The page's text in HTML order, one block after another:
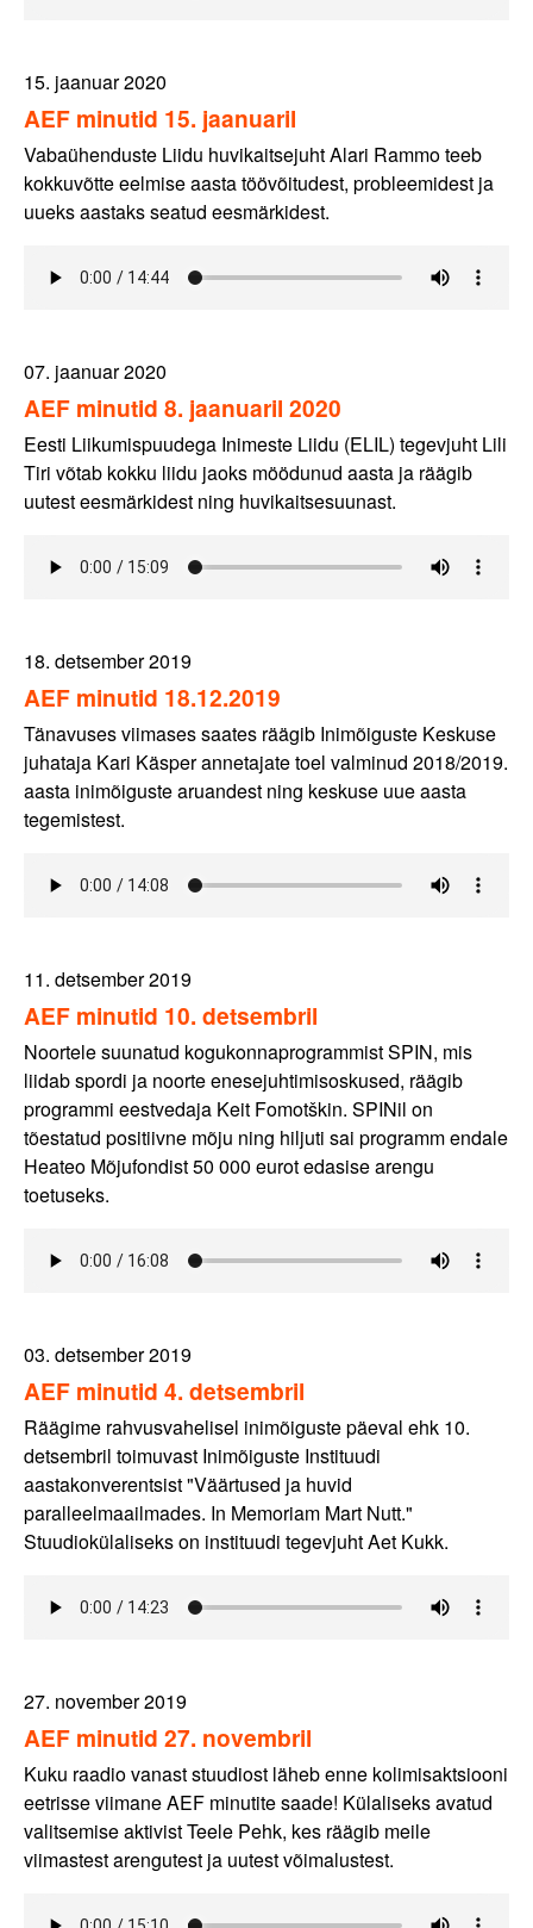
15. jaanuar 2020
AEF minutid 15. jaanuaril
Vabaühenduste Liidu huvikaitsejuht Alari Rammo teeb
kokkuvõtte eelmise aasta töövõitudest, probleemidest ja
uueks aastaks seatud eesmärkidest.
07. jaanuar 2020
AEF minutid 8. jaanuaril 2020
Eesti Liikumispuudega Inimeste Liidu (ELIL) tegevjuht Lili
Tiri võtab kokku liidu jaoks möödunud aasta ja räägib
uutest eesmärkidest ning huvikaitsesuunast.
18. detsember 2019
AEF minutid 18.12.2019
Tänavuses viimases saates räägib Inimõiguste Keskuse
juhataja Kari Käsper annetajate toel valminud 2018/2019.
aasta inimõiguste aruandest ning keskuse uue aasta
tegemistest.
11. detsember 2019
AEF minutid 10. detsembril
Noortele suunatud kogukonnaprogrammist SPIN, mis
liidab spordi ja noorte enesejuhtimisoskused, räägib
programmi eestvedaja Keit Fomotškin. SPINil on
tõestatud positiivne mõju ning hiljuti sai programm endale
Heateo Mõjufondist 50 000 eurot edasise arengu
toetuseks.
03. detsember 2019
AEF minutid 4. detsembril
Räägime rahvusvahelisel inimõiguste päeval ehk 10.
detsembril toimuvast Inimõiguste Instituudi
aastakonverentsist "Väärtused ja huvid
paralleelmaailmades. In Memoriam Mart Nutt."
Stuudiokülaliseks on instituudi tegevjuht Aet Kukk.
27. november 2019
AEF minutid 27. novembril
Kuku raadio vanast stuudiost läheb enne kolimisaktsiooni
eetrisse viimane AEF minutite saade! Külaliseks avatud
valitsemise aktivist Teele Pehk, kes räägib meile
viimastest arengutest ja uutest võimalustest.